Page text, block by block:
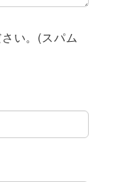
い。(スパム